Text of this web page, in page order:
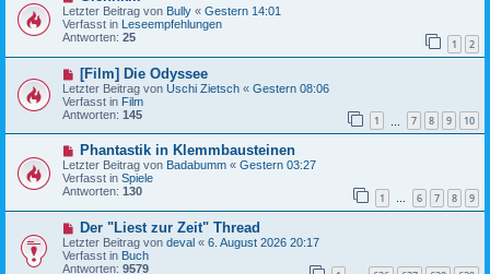
i
t
r
g
e
u
e
r
B
e
i
t
r
g
Letzter Beitrag von Bully « Gestern 14:01
Verfasst in Leseempfehlungen
Antworten: 25 1 2
N
e
u
e
r
B
i
t
r
g
[Film] Die Odyssee
Letzter Beitrag von Uschi Zietsch « Gestern 08:06
Verfasst in Film
Antworten: 145 1 7 8 9 10
N
e
u
e
B
i
t
r
Phantastik in Klemmbausteinen
Letzter Beitrag von Badabumm « Gestern 03:27
Verfasst in Spiele
Antworten: 130 1 … 6 7 8 9
N
e
u
e
Der "Liest zur Zeit" Thread
Letzter Beitrag von deval « 6. August 2026 20:17
Verfasst in Buch
Antworten: 9579